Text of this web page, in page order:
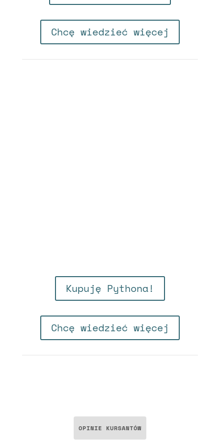
Chcę wiedzieć więcej
Kupuję Pythona!
Chcę wiedzieć więcej
OPINIE KURSANTÓW